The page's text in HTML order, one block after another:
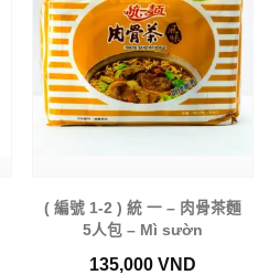
( 編號 1-2 ) 統 一 – 肉骨茶麵
5人包 – Mì sườn
135,000 VND